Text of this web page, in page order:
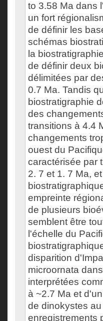
to 3.58 Ma dans
un fort
de définir les
schémas
la
de définir deux
délimitées par
0.7 Ma. Tandis
biostratigraphie
des
transitions à 4.4
changements
ouest du
caractérisée par
2. 7 et 1. 7 Ma,
empreinte
de plusieurs
semblent être
l'échelle du
disparition
microornata
interprétées
à ~2.7 Ma et
de dinokystes
enregistrements